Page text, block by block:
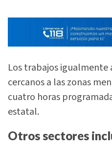
Los trabajos igualmente
cercanos a las zonas
cuatro horas
estatal.
Otros sectores